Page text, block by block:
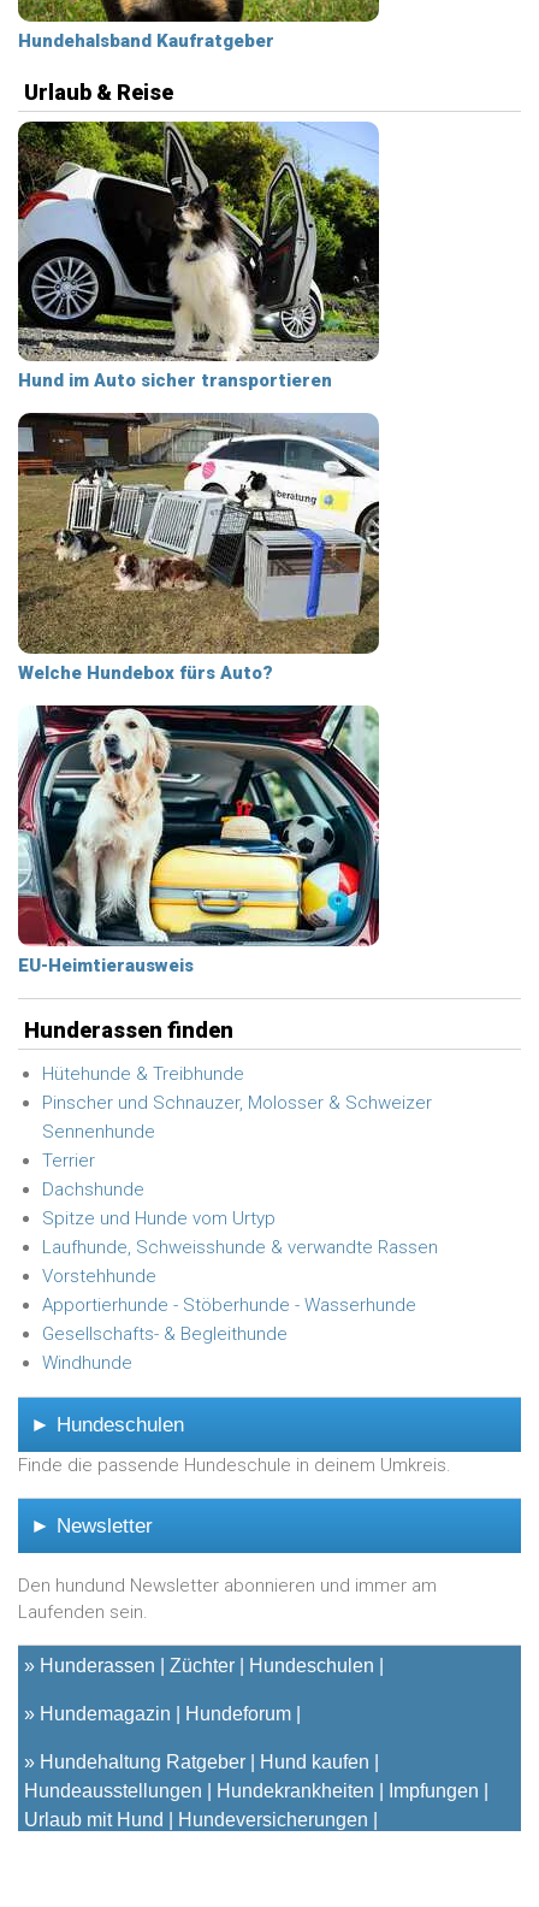
Hundehalsband Kaufratgeber
Urlaub & Reise
Hund im Auto sicher transportieren
Welche Hundebox fürs Auto?
EU-Heimtierausweis
Hunderassen finden
Hütehunde & Treibhunde
Pinscher und Schnauzer, Molosser & Schweizer
Sennenhunde
Terrier
Dachshunde
Spitze und Hunde vom Urtyp
Laufhunde, Schweisshunde & verwandte Rassen
Vorstehhunde
Apportierhunde - Stöberhunde - Wasserhunde
Gesellschafts- & Begleithunde
Windhunde
► Hundeschulen
Finde die passende Hundeschule in deinem Umkreis.
► Newsletter
Den hundund Newsletter abonnieren und immer am
Laufenden sein.
» Hunderassen Züchter Hundeschulen
» Hundemagazin Hundeforum
» Hundehaltung Ratgeber
Hund kaufen
Hundeausstellungen
Hundekrankheiten
Impfungen
Urlaub mit Hund
Hundeversicherungen